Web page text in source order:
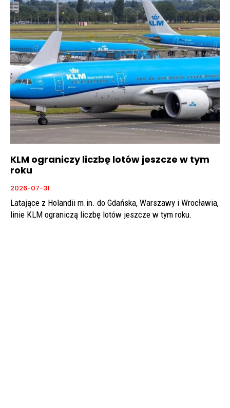
KLM ograniczy liczbę lotów jeszcze w tym
roku
2026-07-31
Latające z Holandii m.in. do Gdańska, Warszawy i Wrocławia,
linie KLM ograniczą liczbę lotów jeszcze w tym roku.